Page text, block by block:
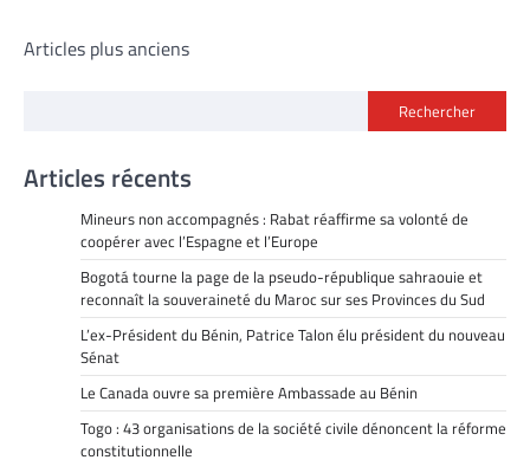
Navigation
Articles plus anciens
Rechercher
Articles récents
Mineurs non accompagnés : Rabat réaffirme sa volonté de
coopérer avec l’Espagne et l’Europe
Bogotá tourne la page de la pseudo-république sahraouie et
reconnaît la souveraineté du Maroc sur ses Provinces du Sud
L’ex-Président du Bénin, Patrice Talon élu président du nouveau
Sénat
Le Canada ouvre sa première Ambassade au Bénin
Togo : 43 organisations de la société civile dénoncent la réforme
constitutionnelle